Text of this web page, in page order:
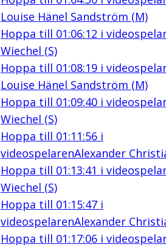
Louise Hänel Sandström (M)
Hoppa till 01:06:12 i
Wiechel (S)
Hoppa till 01:08:19i
Louise Hänel Sandström (M)
Hoppa till 01:09:40i
Wiechel (S)
Hoppa till 01:11:56i
videospelarenAlexander
Hoppa till 01:13:41 i
Wiechel (S)
Hoppa till 01:15:47i
videospelarenAlexander
Hoppa till 01:17:06i